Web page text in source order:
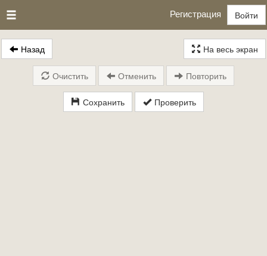
Регистрация Войти
Назад На весь экран
Сохранить Проверить
Очистить Отменить Повторить